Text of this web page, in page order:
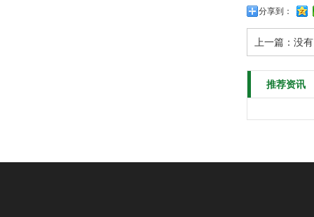
分享到：
上一篇：没
推荐资讯